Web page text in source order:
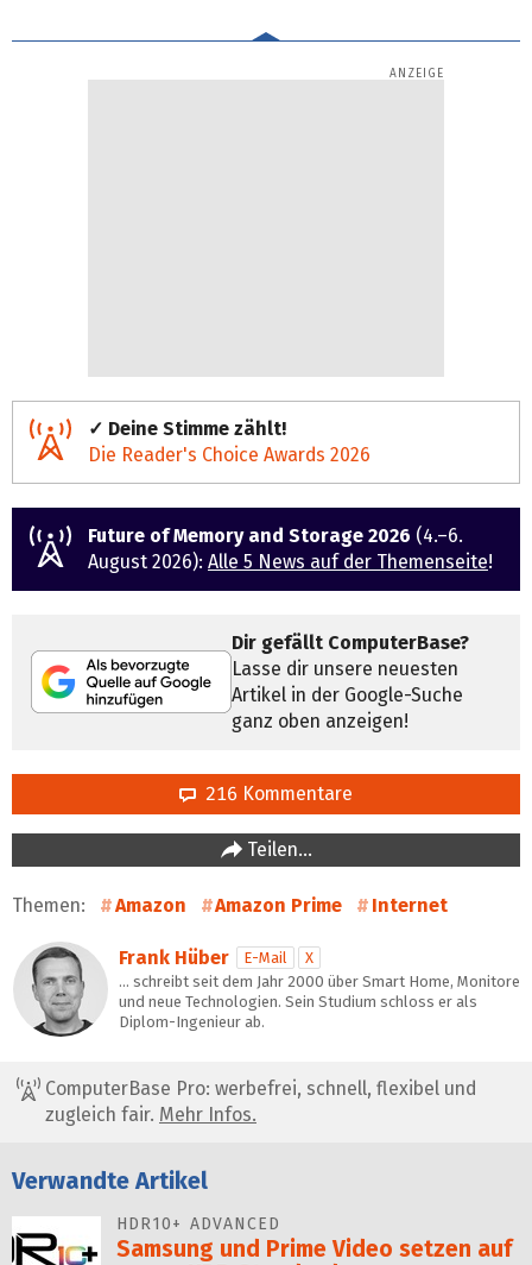
✓ Deine Stimme zählt!
Die Reader's Choice Awards 2026
Future of Memory and Storage 2026 (4.–6.
August 2026): Alle 5 News auf der Themenseite!
Dir gefällt ComputerBase?
Lasse dir unsere neuesten
Artikel in der Google-Suche
ganz oben anzeigen!
216 Kommentare
Teilen…
Themen: Amazon Amazon Prime Internet
Frank Hüber E-Mail
X
… schreibt seit dem Jahr 2000 über Smart Home, Monitore
und neue Technologien. Sein Studium schloss er als
Diplom-Ingenieur ab.
ComputerBase Pro: werbefrei, schnell, flexibel und
zugleich fair. Mehr Infos.
Verwandte Artikel
HDR10+ ADVANCED
Samsung und Prime Video set­zen auf